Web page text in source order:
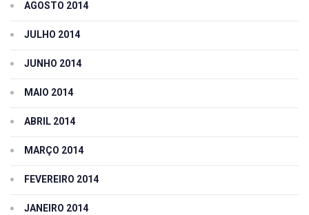
AGOSTO 2014
JULHO 2014
JUNHO 2014
MAIO 2014
ABRIL 2014
MARÇO 2014
FEVEREIRO 2014
JANEIRO 2014